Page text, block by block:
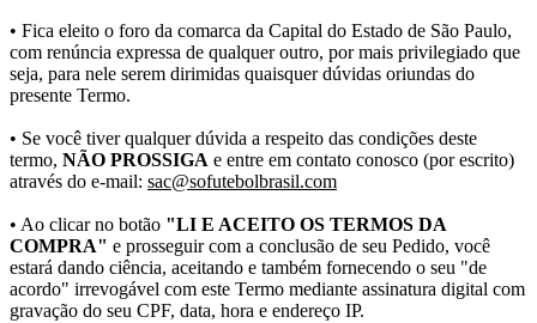
• Fica eleito o foro da comarca da Capital do Estado de São Paulo,
com renúncia expressa de qualquer outro, por mais privilegiado que
seja, para nele serem dirimidas quaisquer dúvidas oriundas do
presente Termo.
• Se você tiver qualquer dúvida a respeito das condições deste
termo, NÃO PROSSIGA e entre em contato conosco (por escrito)
através do e-mail: sac@sofutebolbrasil.com
• Ao clicar no botão "LI E ACEITO OS TERMOS DA
COMPRA" e prosseguir com a conclusão de seu Pedido, você
estará dando ciência, aceitando e também fornecendo o seu "de
acordo" irrevogável com este Termo mediante assinatura digital com
gravação do seu CPF, data, hora e endereço IP.